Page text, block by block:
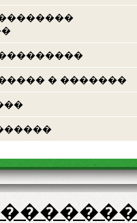
� �������